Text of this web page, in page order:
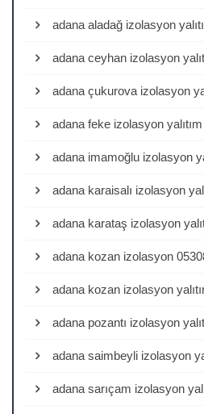
adana aladağ izolasyon
adana ceyhan izolasyon
adana çukurova izolasyon
adana feke izolasyon
adana imamoğlu izolasyon
adana karaisalı izolasyon
adana karataş izolasyon
adana kozan izolasyon
adana kozan izolasyon
adana pozantı izolasyon
adana saimbeyli izolasyon
adana sarıçam izolasyon